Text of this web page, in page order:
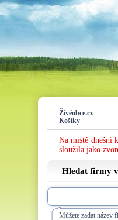
Živéobce.cz
Košíky
Na místě dnešní
sloužila jako
Hledat firmy
Můžete zadat název